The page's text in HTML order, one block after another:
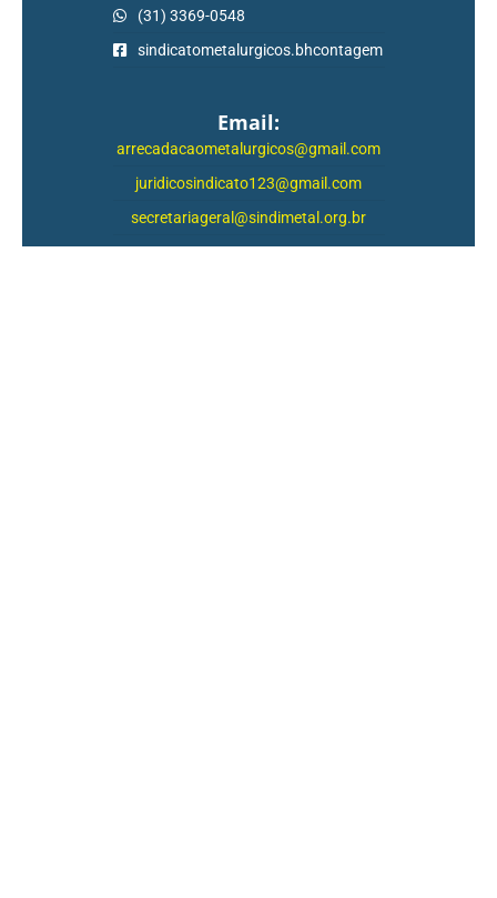
(31) 3369-0548
sindicatometalurgicos.bhcontagem
Email:
arrecadacaometalurgicos@gmail.com
juridicosindicato123@gmail.com
secretariageral@sindimetal.org.br